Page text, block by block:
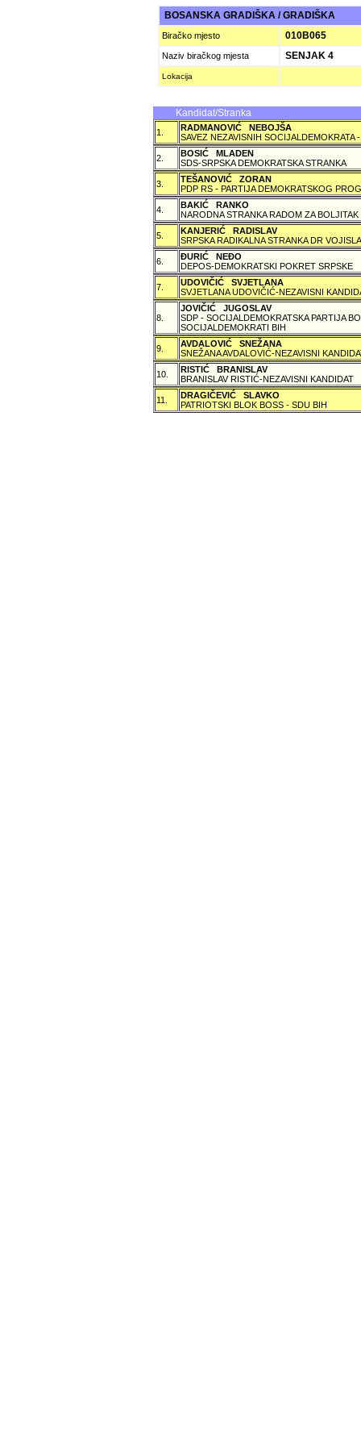
BOSANSKA GRADIŠKA / GRADIŠKA
Biračko mjesto 010B065
Naziv biračkog mjesta SENJAK 4
Lokacija
Kandidat/Stranka
1.
RADMANOVIĆ NEBOJŠA
SAVEZ NEZAVISNIH SOCIJALDEMOKRATA
2.
BOSIĆ MLADEN
SDS-SRPSKA DEMOKRATSKA STRANKA
3.
TEŠANOVIĆ ZORAN
PDP RS - PARTIJA DEMOKRATSKOG
4.
BAKIĆ RANKO
NARODNA STRANKA RADOM ZA BOLJITAK
5.
KANJERIĆ RADISLAV
SRPSKA RADIKALNA STRANKA DR
6.
ÐURIĆ NEÐO
DEPOS-DEMOKRATSKI POKRET SRPSKE
7.
UDOVIČIĆ SVJETLANA
SVJETLANA UDOVIČIĆ-NEZAVISNI
8.
JOVIČIĆ JUGOSLAV
SDP - SOCIJALDEMOKRATSKA PARTIJA
SOCIJALDEMOKRATI BIH
9.
AVDALOVIĆ SNEŽANA
SNEŽANA AVDALOVIĆ-NEZAVISNI
10.
RISTIĆ BRANISLAV
BRANISLAV RISTIĆ-NEZAVISNI KANDIDAT
11.
DRAGIČEVIĆ SLAVKO
PATRIOTSKI BLOK BOSS - SDU BIH